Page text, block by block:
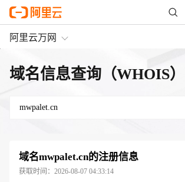
阿里云万网
域名信息查询（WHOIS）
域名mwpalet.cn的注册信息
获取时间： 2026-08-07 04:33:14